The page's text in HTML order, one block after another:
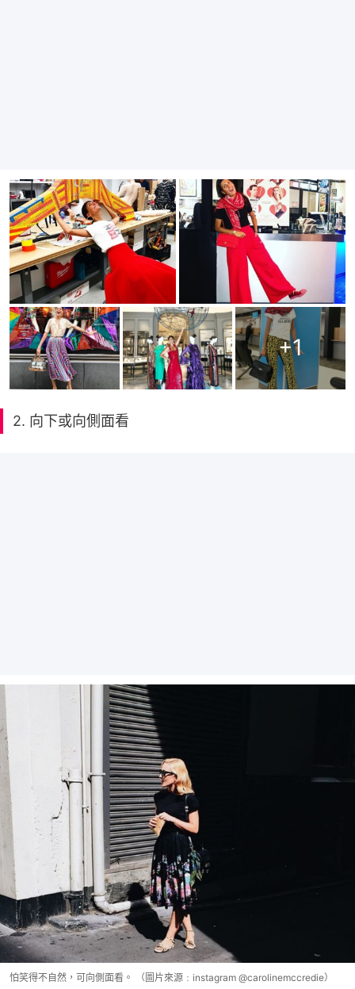
+1
2. 向下或向側面看
怕笑得不自然，可向側面看。 （圖片來源﹕instagram @carolinemccredie）